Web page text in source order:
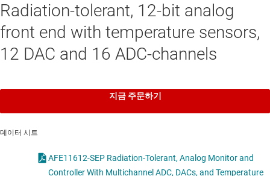
Radiation-tolerant, 12-bit analog
front end with temperature sensors,
12 DAC and 16 ADC-channels
지금 주문하기
데이터 시트
AFE11612-SEP Radiation-Tolerant, Analog Monitor and
Controller With Multichannel ADC, DACs, and Temperature